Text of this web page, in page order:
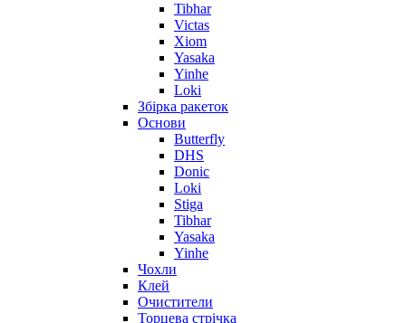
Tibhar
Victas
Xiom
Yasaka
Yinhe
Loki
Збірка ракеток
Основи
Butterfly
DHS
Donic
Loki
Stiga
Tibhar
Yasaka
Yinhe
Чохли
Клей
Очистители
Торцева стрічка